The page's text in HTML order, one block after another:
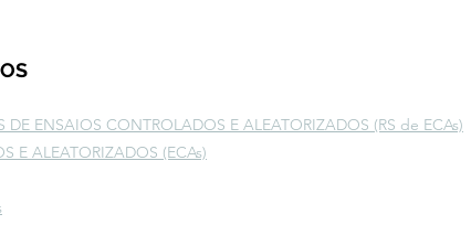
DE ENSAIOS CONTROLADOS E ALEATORIZADOS (RS de ECAs)
E ALEATORIZADOS (ECAs)